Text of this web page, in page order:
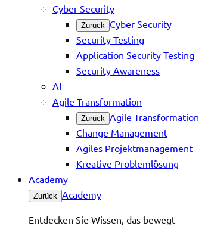
Cyber Security
Zurück Cyber Security
Security Testing
Application Security Testing
Security Awareness
AI
Agile Transformation
Zurück Agile Transformation
Change Management
Agiles Projektmanagement
Kreative Problemlösung
Academy
Zurück Academy
Entdecken Sie Wissen, das bewegt